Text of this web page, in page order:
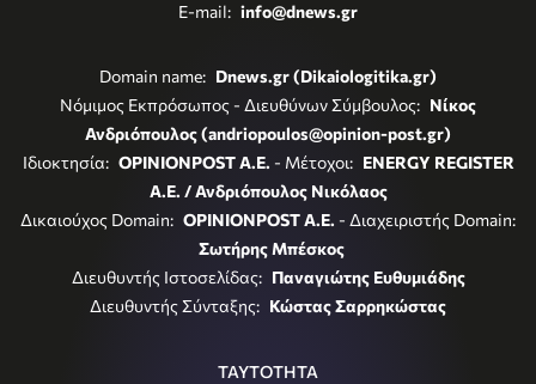
E-mail: info@dnews.gr
Domain name: Dnews.gr (Dikaiologitika.gr)
Νόμιμος Εκπρόσωπος - Διευθύνων Σύμβουλος: Νίκος
Ανδριόπουλος (andriopoulos@opinion-post.gr)
Ιδιοκτησία: OPINIONPOST A.E. - Μέτοχοι: ENERGY REGISTER
Α.Ε. / Ανδριόπουλος Νικόλαος
Δικαιούχος Domain: OPINIONPOST A.E. - Διαχειριστής Domain:
Σωτήρης Μπέσκος
Διευθυντής Ιστοσελίδας: Παναγιώτης Ευθυμιάδης
Διευθυντής Σύνταξης: Κώστας Σαρρηκώστας
ΤΑΥΤΟΤΗΤΑ